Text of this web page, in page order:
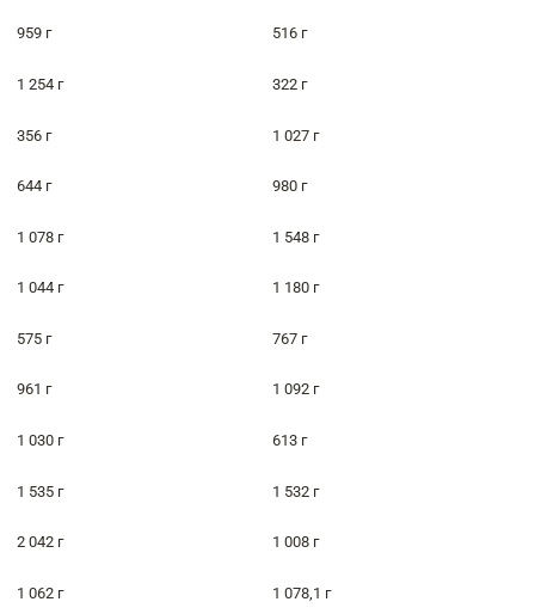
959 г 516 г
1 254 г 322 г
356 г 1 027 г
644 г 980 г
1 078 г 1 548 г
1 044 г 1 180 г
575 г 767 г
961 г 1 092 г
1 030 г 613 г
1 535 г 1 532 г
2 042 г 1 008 г
1 062 г 1 078,1 г